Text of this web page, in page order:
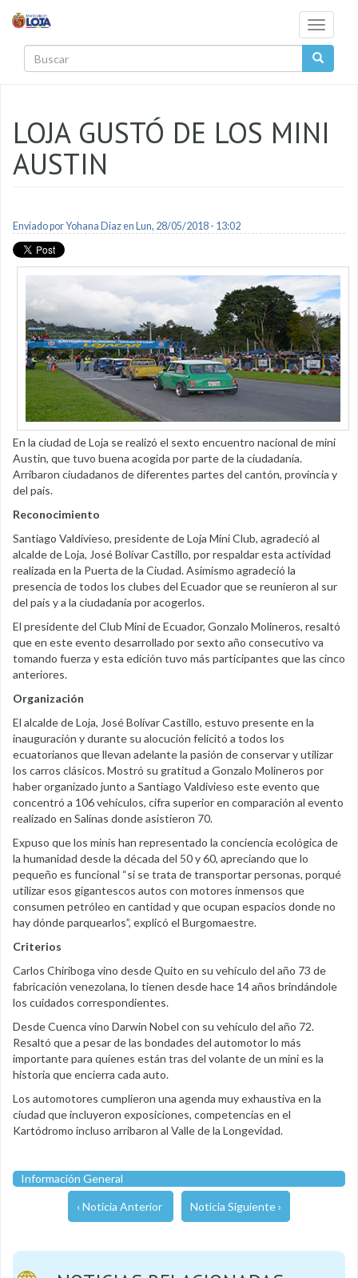
Toggle
LOJA GUSTÓ DE LOS MINI
AUSTIN
Enviado porYohana Diazen Lun, 28/05/2018 - 13:02
En la ciudad de Loja se realizó el sexto encuentro nacional de mini
Austin, que tuvo buena acogida por parte de la ciudadanía.
Arribaron ciudadanos de diferentes partes del cantón, provincia y
del país.
Reconocimiento
Santiago Valdivieso, presidente de Loja Mini Club, agradeció al
alcalde de Loja, José Bolívar Castillo, por respaldar esta actividad
realizada en la Puerta de la Ciudad. Asimismo agradeció la
presencia de todos los clubes del Ecuador que se reunieron al sur
del país y a la ciudadanía por acogerlos.
El presidente del Club Mini de Ecuador, Gonzalo Molineros, resaltó
que en este evento desarrollado por sexto año consecutivo va
tomando fuerza y esta edición tuvo más participantes que las cinco
anteriores.
Organización
El alcalde de Loja, José Bolívar Castillo, estuvo presente en la
inauguración y durante su alocución felicitó a todos los
ecuatorianos que llevan adelante la pasión de conservar y utilizar
los carros clásicos. Mostró su gratitud a Gonzalo Molineros por
haber organizado junto a Santiago Valdivieso este evento que
concentró a 106 vehículos, cifra superior en comparación al evento
realizado en Salinas donde asistieron 70.
Expuso que los minis han representado la conciencia ecológica de
la humanidad desde la década del 50 y 60, apreciando que lo
pequeño es funcional “si se trata de transportar personas, porqué
utilizar esos gigantescos autos con motores inmensos que
consumen petróleo en cantidad y que ocupan espacios donde no
hay dónde parquearlos”, explicó el Burgomaestre.
Criterios
Carlos Chiriboga vino desde Quito en su vehículo del año 73 de
fabricación venezolana, lo tienen desde hace 14 años brindándole
los cuidados correspondientes.
Desde Cuenca vino Darwin Nobel con su vehículo del año 72.
Resaltó que a pesar de las bondades del automotor lo más
importante para quienes están tras del volante de un mini es la
historia que encierra cada auto.
Los automotores cumplieron una agenda muy exhaustiva en la
ciudad que incluyeron exposiciones, competencias en el
Kartódromo incluso arribaron al Valle de la Longevidad.
Información General
‹ Noticia Anterior Noticia Siguiente ›